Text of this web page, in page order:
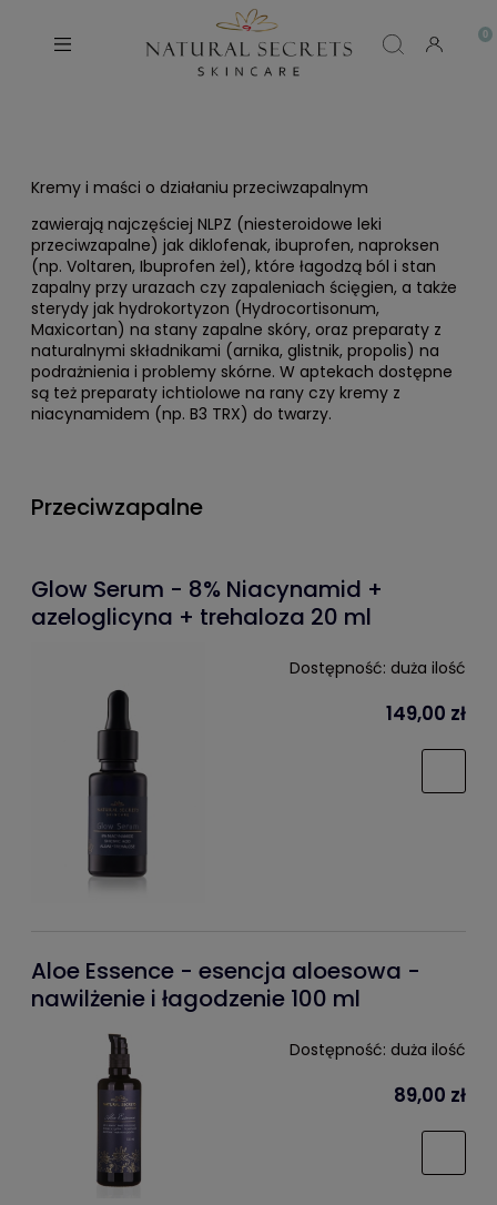
Kremy i maści o działaniu przeciwzapalnym
zawierają najczęściej NLPZ (niesteroidowe leki
przeciwzapalne) jak diklofenak, ibuprofen, naproksen
(np. Voltaren, Ibuprofen żel), które łagodzą ból i stan
zapalny przy urazach czy zapaleniach ścięgien, a także
sterydy jak hydrokortyzon (Hydrocortisonum,
Maxicortan) na stany zapalne skóry, oraz preparaty z
naturalnymi składnikami (arnika, glistnik, propolis) na
podrażnienia i problemy skórne. W aptekach dostępne
są też preparaty ichtiolowe na rany czy kremy z
niacynamidem (np. B3 TRX) do twarzy.
Przeciwzapalne
Glow Serum - 8% Niacynamid +
azeloglicyna + trehaloza 20 ml
Dostępność: duża ilość
149,00 zł
Aloe Essence - esencja aloesowa -
nawilżenie i łagodzenie 100 ml
Dostępność: duża ilość
89,00 zł